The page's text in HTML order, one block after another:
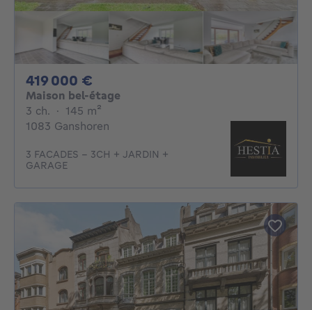
419 000 €
Maison bel-étage
3 ch. 3 chambres
· 145 m²
1083 Ganshoren
3 FACADES - 3CH + JARDIN +
GARAGE